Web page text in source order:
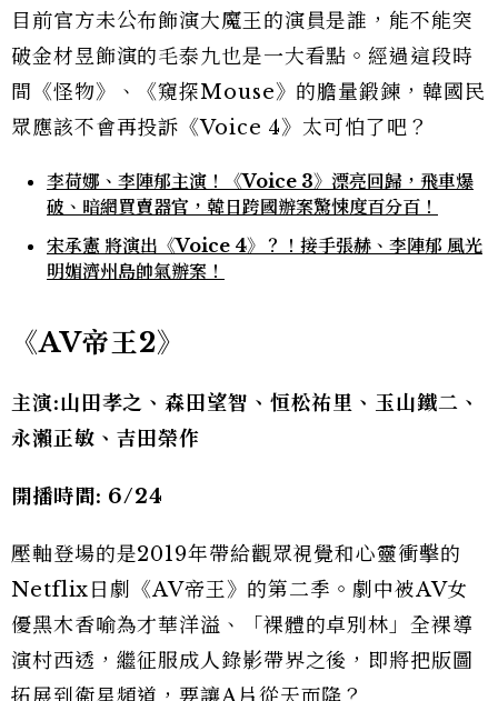
目前官方未公布飾演大魔王的演員是誰，能不能突
破金材昱飾演的毛泰九也是一大看點。經過這段時
間《怪物》、《窺探Mouse》的膽量鍛鍊，韓國民
眾應該不會再投訴《Voice 4》太可怕了吧？
李荷娜、李陣郁主演！《Voice 3》漂亮回歸，飛車爆
破、暗網買賣器官，韓日跨國辦案驚悚度百分百！
宋承憲 將演出《Voice 4》？！接手張赫、李陣郁 風光
明媚濟州島帥氣辦案！
《AV帝王2》
主演:山田孝之、森田望智、恒松祐里、玉山鐵二、
永瀨正敏、吉田榮作
開播時間: 6/24
壓軸登場的是2019年帶給觀眾視覺和心靈衝擊的
Netflix日劇《AV帝王》的第二季。劇中被AV女
優黑木香喻為才華洋溢、「裸體的卓別林」全裸導
演村西透，繼征服成人錄影帶界之後，即將把版圖